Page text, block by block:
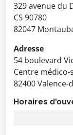
329 avenue du
CS 90780
82047
Adresse
54 boulevard
Centre médico-
82400 Valence-
Horaires